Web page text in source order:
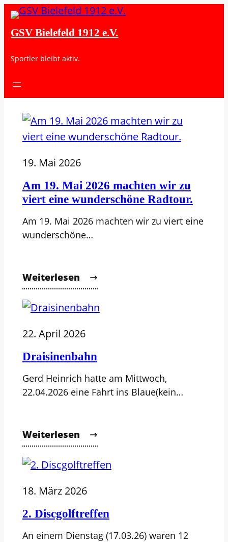
GSV Bielefeld 1912 e.V.
Sportler bleibt aktiv.
19. Mai 2026
Am 19. Mai 2026 machten wir zu
viert eine wunderschöne Radtour.
Am 19. Mai 2026 machten wir zu viert eine
wunderschöne…
Weiterlesen
22. April 2026
Draisinenbahn
Gerd Heinrich hatte am Mittwoch,
22.04.2026 eine Fahrt ins Blaue(kein…
Weiterlesen
18. März 2026
2. Discgolftreffen
An einem Dienstag (17.03.26) waren 12